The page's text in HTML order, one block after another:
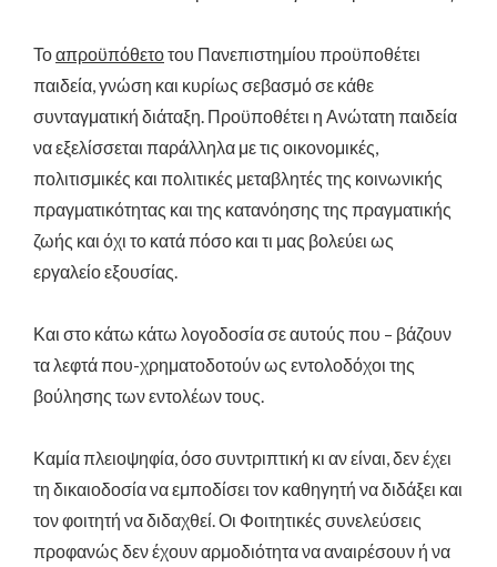
Τοαπροϋπόθετοτου Πανεπιστημίου προϋποθέτει
παιδεία, γνώση και κυρίως σεβασμό σε κάθε
συνταγματική διάταξη. Προϋποθέτει η Ανώτατη παιδεία
να εξελίσσεται παράλληλα με τις οικονομικές,
πολιτισμικές και πολιτικές μεταβλητές της κοινωνικής
πραγματικότητας και της κατανόησης της πραγματικής
ζωής και όχι το κατά πόσο και τι μας βολεύει ως
εργαλείο εξουσίας.
Και στο κάτω κάτω λογοδοσία σε αυτούς που – βάζουν
τα λεφτά που-χρηματοδοτούν ως εντολοδόχοι της
βούλησης των εντολέων τους.
Καμία πλειοψηφία, όσο συντριπτική κι αν είναι, δεν έχει
τη δικαιοδοσία να εμποδίσει τον καθηγητή να διδάξει και
τον φοιτητή να διδαχθεί. Οι Φοιτητικές συνελεύσεις
προφανώς δεν έχουν αρμοδιότητα να αναιρέσουν ή να